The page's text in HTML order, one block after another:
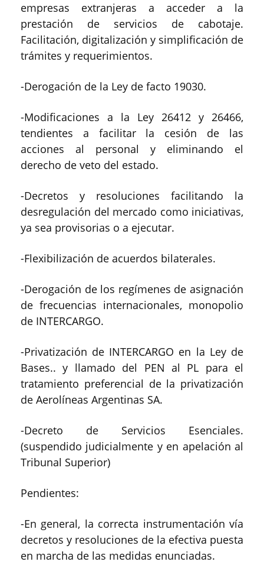
empresas extranjeras a acceder a la
prestación de servicios de cabotaje.
Facilitación, digitalización y simplificación de
trámites y requerimientos.
-Derogación de la Ley de facto 19030.
-Modificaciones a la Ley 26412 y 26466,
tendientes a facilitar la cesión de las
acciones al personal y eliminando el
derecho de veto del estado.
-Decretos y resoluciones facilitando la
desregulación del mercado como iniciativas,
ya sea provisorias o a ejecutar.
-Flexibilización de acuerdos bilaterales.
-Derogación de los regímenes de asignación
de frecuencias internacionales, monopolio
de INTERCARGO.
-Privatización de INTERCARGO en la Ley de
Bases.. y llamado del PEN al PL para el
tratamiento preferencial de la privatización
de Aerolíneas Argentinas SA.
-Decreto de Servicios Esenciales.
(suspendido judicialmente y en apelación al
Tribunal Superior)
Pendientes:
-En general, la correcta instrumentación vía
decretos y resoluciones de la efectiva puesta
en marcha de las medidas enunciadas.